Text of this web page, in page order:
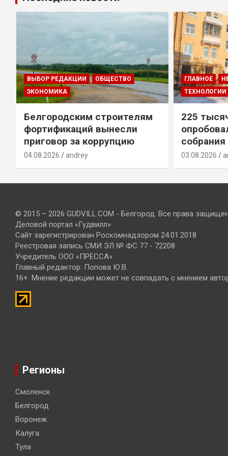
ВЫБОР РЕДАКЦИИ
ОБЩЕСТВО
ЭКОНОМИКА
Белгородским строителям
фортификаций вынесли
приговор за коррупцию
04.08.2026 andrey
ГЛАВНОЕ
ТЕХНОЛОГИИ
225
03.08.2026
© 2015 – 2026 GUDVILL.COM - Белгород. Все права
Деловой портал «Гудвилл»
Сайт зарегистрирован Роскомнадзором 24.01.2018
Реестровая запись СМИ ЭЛ № ФС 77 - 72208
Учредитель ООО «ПРЕССА»
Главный редактор: Попова Ю.В.
16+. Мнение редакции может не совпадать с мнением
Регионы
Смоленск
Белгород
Воронеж
Калуга
Тула